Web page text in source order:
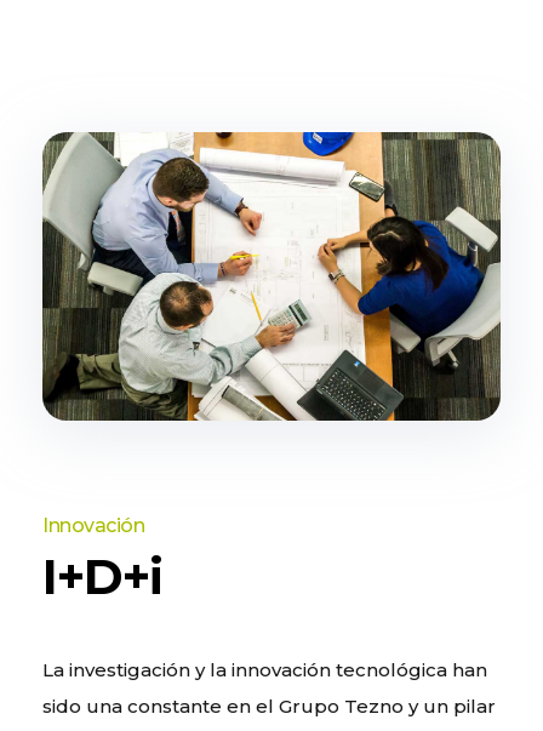
Innovación
I+D+i
La investigación y la innovación tecnológica han
sido una constante en el Grupo Tezno y un pilar